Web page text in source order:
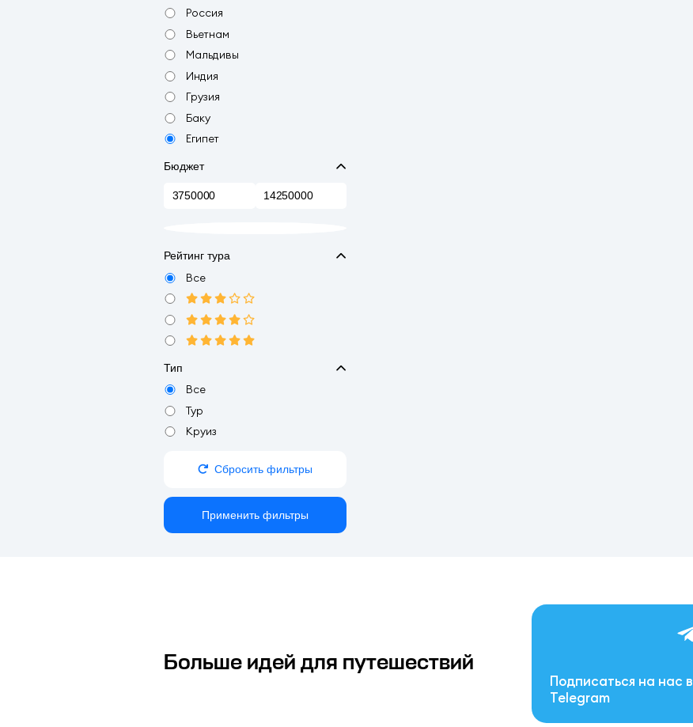
Россия
Вьетнам
Мальдивы
Индия
Грузия
Баку
Египет
Бюджет
Рейтинг тура
Все
Тип
Все
Тур
Круиз
Сбросить фильтры
Применить фильтры
Больше идей для путешествий
Подписаться на нас в
Telegram